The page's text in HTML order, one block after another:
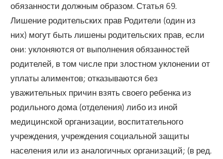
обязанности должным образом. Статья 69.
Лишение родительских прав Родители (один из
них) могут быть лишены родительских прав, если
они: уклоняются от выполнения обязанностей
родителей, в том числе при злостном уклонении от
уплаты алиментов; отказываются без
уважительных причин взять своего ребенка из
родильного дома (отделения) либо из иной
медицинской организации, воспитательного
учреждения, учреждения социальной защиты
населения или из аналогичных организаций; (в ред.